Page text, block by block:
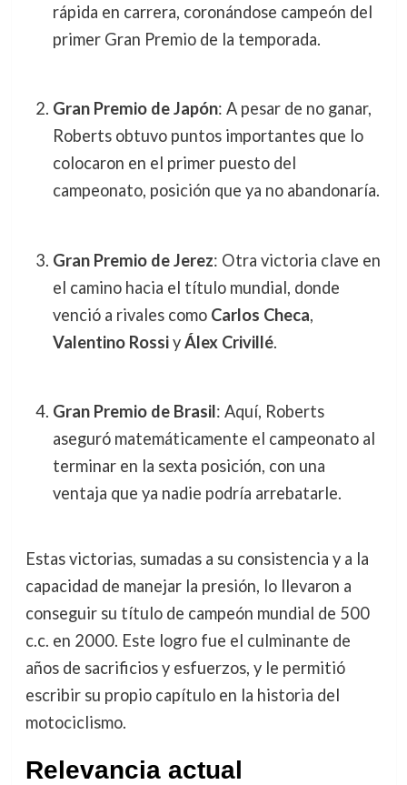
rápida en carrera, coronándose campeón del
primer Gran Premio de la temporada.
Gran Premio de Japón: A pesar de no ganar,
Roberts obtuvo puntos importantes que lo
colocaron en el primer puesto del
campeonato, posición que ya no abandonaría.
Gran Premio de Jerez: Otra victoria clave en
el camino hacia el título mundial, donde
venció a rivales como Carlos Checa,
Valentino RossiyÁlex Crivillé.
Gran Premio de Brasil: Aquí, Roberts
aseguró matemáticamente el campeonato al
terminar en la sexta posición, con una
ventaja que ya nadie podría arrebatarle.
Estas victorias, sumadas a su consistencia y a la
capacidad de manejar la presión, lo llevaron a
conseguir su título de campeón mundial de 500
c.c. en 2000. Este logro fue el culminante de
años de sacrificios y esfuerzos, y le permitió
escribir su propio capítulo en la historia del
motociclismo.
Relevancia actual